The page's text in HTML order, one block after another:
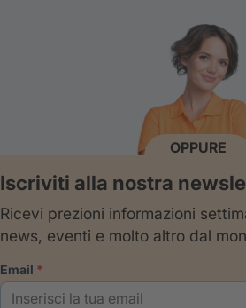
OPPURE
Iscriviti alla nostra
Ricevi prezioni informazioni
news, eventi e molto altro dal
email